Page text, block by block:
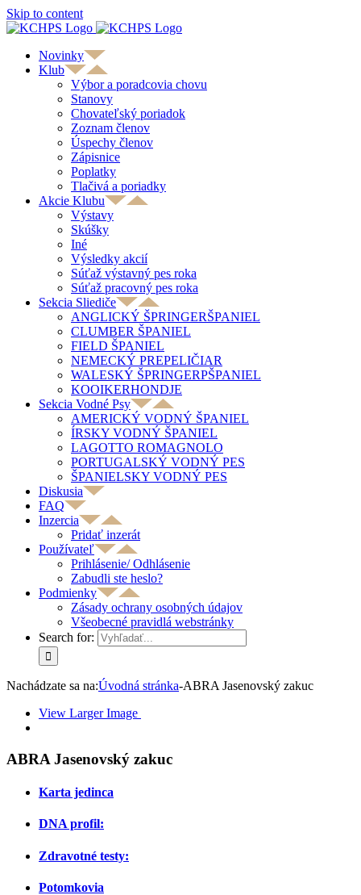
Skip to content
Novinky
Klub
Výbor a poradcovia chovu
Stanovy
Chovateľský poriadok
Zoznam členov
Úspechy členov
Zápisnice
Poplatky
Tlačivá a poriadky
Akcie Klubu
Výstavy
Skúšky
Iné
Výsledky akcií
Súťaž výstavný pes roka
Súťaž pracovný pes roka
Sekcia Sliediče
ANGLICKÝ ŠPRINGERŠPANIEL
CLUMBER ŠPANIEL
FIELD ŠPANIEL
NEMECKÝ PREPELIČIAR
WALESKÝ ŠPRINGERPŠPANIEL
KOOIKERHONDJE
Sekcia Vodné Psy
AMERICKÝ VODNÝ ŠPANIEL
ÍRSKY VODNÝ ŠPANIEL
LAGOTTO ROMAGNOLO
PORTUGALSKÝ VODNÝ PES
ŠPANIELSKY VODNÝ PES
Diskusia
FAQ
Inzercia
Pridať inzerát
Používateľ
Prihlásenie/ Odhlásenie
Zabudli ste heslo?
Podmienky
Zásady ochrany osobných údajov
Všeobecné pravidlá webstránky
Search for:
Nachádzate sa na:Úvodná stránka-ABRA Jasenovský zakuc
View Larger Image
ABRA Jasenovský zakuc
Karta jedinca
DNA profil:
Zdravotné testy:
Potomkovia